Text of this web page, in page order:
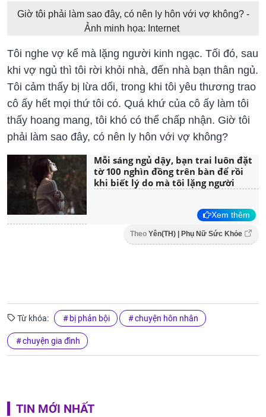
Giờ tôi phải làm sao đây, có nên ly hôn với vợ không? -
Ảnh minh họa: Internet
Tôi nghe vợ kể mà lặng người kinh ngạc. Tối đó, sau
khi vợ ngủ thì tôi rời khỏi nhà, đến nhà bạn thân ngủ.
Tôi cảm thấy bị lừa dối, trong khi tôi yêu thương trao
cô ấy hết mọi thứ tôi có. Quá khứ của cô ấy làm tôi
thấy hoang mang, tôi khó có thể chấp nhận. Giờ tôi
phải làm sao đây, có nên ly hôn với vợ không?
Mỗi sáng ngủ dậy, bạn trai luôn đặt
tờ 100 nghìn đồng trên bàn để rồi
khi biết lý do mà tôi lặng người
Xem thêm
Theo Yên(TH) | Phụ Nữ Sức Khỏe
Từ khóa: bị phản bội chuyện hôn nhân
chuyện gia đình
TIN MỚI NHẤT